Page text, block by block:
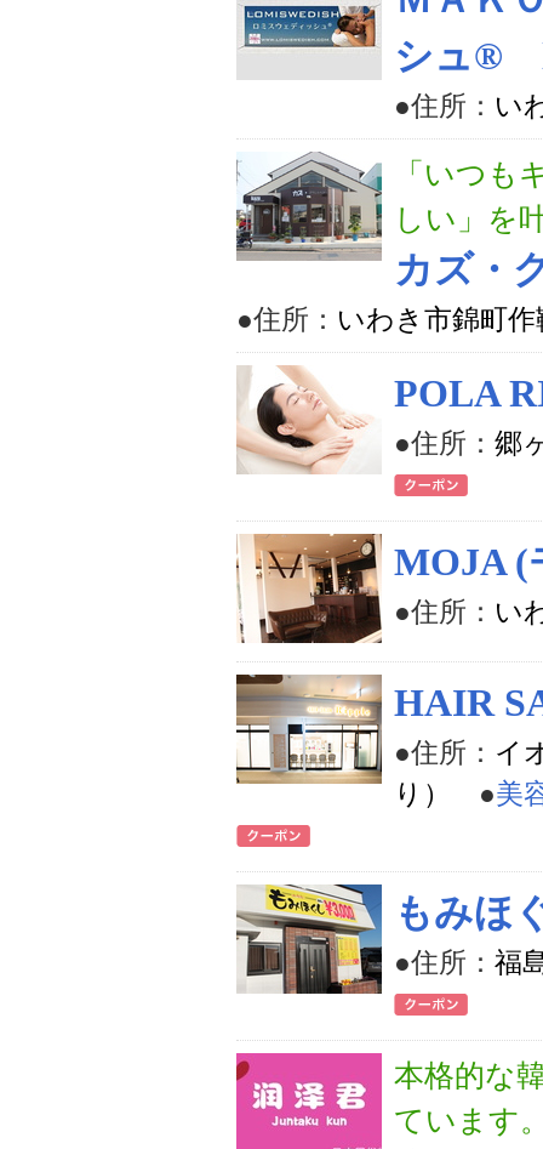
シュ®
●住所： い
「いつも
しい」を
カズ・
●住所： いわき市錦町作
POLA
●住所： 郷
MOJA (
●住所： い
HAIR
●住所： イ
り）
●美
もみほ
●住所： 福
本格的な
ています